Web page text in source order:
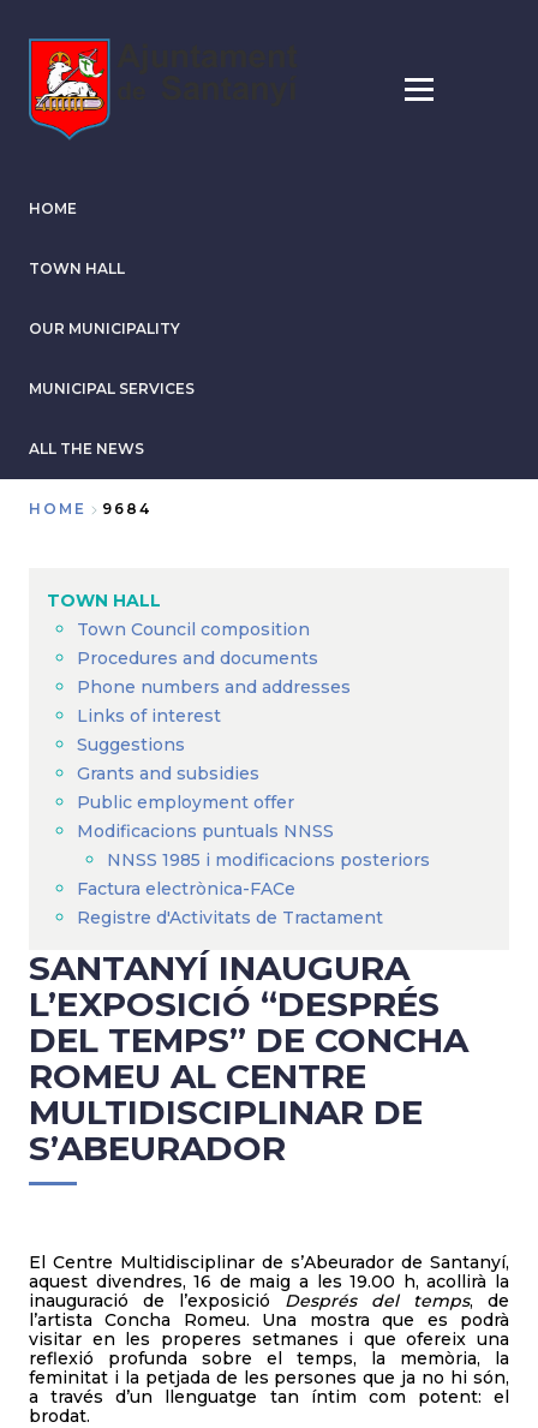
content
HOME
TOWN HALL
OUR MUNICIPALITY
MUNICIPAL SERVICES
ALL THE NEWS
HOME 9684
TOWN HALL
Town Council composition
Procedures and documents
Phone numbers and addresses
Links of interest
Suggestions
Grants and subsidies
Public employment offer
Modificacions puntuals NNSS
NNSS 1985 i modificacions posteriors
Factura electrònica-FACe
Registre d'Activitats de Tractament
SANTANYÍ INAUGURA
L’EXPOSICIÓ “DESPRÉS
DEL TEMPS” DE CONCHA
ROMEU AL CENTRE
MULTIDISCIPLINAR DE
S’ABEURADOR
El Centre Multidisciplinar de s’Abeurador de Santanyí,
aquest divendres, 16 de maig a les 19.00 h, acollirà la
inauguració de l’exposició Després del temps, de
l’artista Concha Romeu. Una mostra que es podrà
visitar en les properes setmanes i que ofereix una
reflexió profunda sobre el temps, la memòria, la
feminitat i la petjada de les persones que ja no hi són,
a través d’un llenguatge tan íntim com potent: el
brodat.